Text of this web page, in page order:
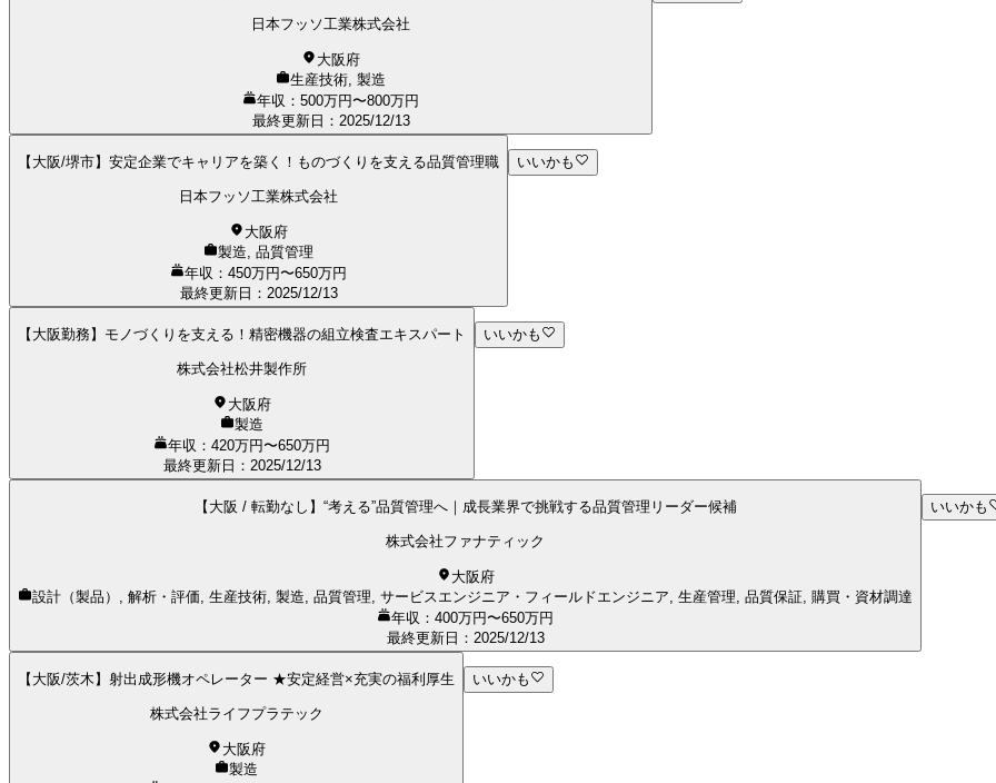
日本フッソ工業株式会社
大阪府
生産技術, 製造
年収：500万円〜800万円
最終更新日 ： 2025/12/13
【大阪/堺市】安定企業でキャリアを築く！ものづくりを支える品質管理職
日本フッソ工業株式会社
大阪府
製造, 品質管理
年収：450万円〜650万円
最終更新日 ： 2025/12/13
いいかも
【大阪勤務】モノづくりを支える！精密機器の組立検査エキスパート
株式会社松井製作所
大阪府
製造
年収：420万円〜650万円
最終更新日 ： 2025/12/13
いいかも
【大阪 / 転勤なし】“考える”品質管理へ｜成長業界で挑戦する品質管理リーダー候補
株式会社ファナティック
大阪府
設計（製品）, 解析・評価, 生産技術, 製造, 品質管理, サービスエンジニア・フィールドエンジニア, 生産管理, 品質保証, 購買・資材調達
年収：400万円〜650万円
最終更新日 ： 2025/12/13
いいかも
【大阪/茨木】射出成形機オペレーター ★安定経営×充実の福利厚生
株式会社ライフプラテック
大阪府
製造
いいかも